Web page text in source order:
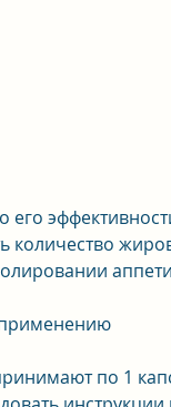
количество
по 1